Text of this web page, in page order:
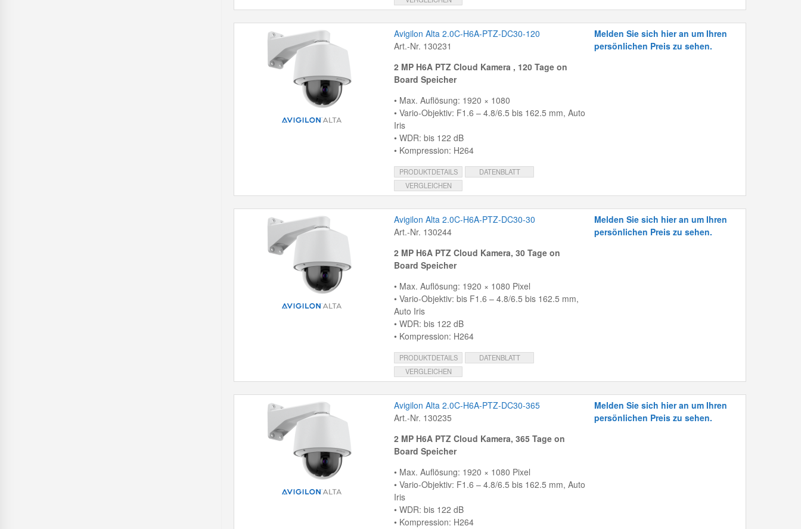
Avigilon Alta 2.0C-H6A-PTZ-DC30-120
Art.-Nr. 130231
2 MP H6A PTZ Cloud Kamera , 120 Tage on
Board Speicher
• Max. Auflösung: 1920 × 1080
• Vario-Objektiv: F1.6 – 4.8/6.5 bis 162.5 mm, Auto
Iris
• WDR: bis 122 dB
• Kompression: H264
PRODUKTDETAILS
DATENBLATT
VERGLEICHEN
Melden Sie sich hier an um Ihren
persönlichen Preis zu sehen.
Avigilon Alta 2.0C-H6A-PTZ-DC30-30
Art.-Nr. 130244
2 MP H6A PTZ Cloud Kamera, 30 Tage on
Board Speicher
• Max. Auflösung: 1920 × 1080 Pixel
• Vario-Objektiv: bis F1.6 – 4.8/6.5 bis 162.5 mm,
Auto Iris
• WDR: bis 122 dB
• Kompression: H264
PRODUKTDETAILS
DATENBLATT
VERGLEICHEN
Melden Sie sich hier an um Ihren
persönlichen Preis zu sehen.
Avigilon Alta 2.0C-H6A-PTZ-DC30-365
Art.-Nr. 130235
2 MP H6A PTZ Cloud Kamera, 365 Tage on
Board Speicher
• Max. Auflösung: 1920 × 1080 Pixel
• Vario-Objektiv: F1.6 – 4.8/6.5 bis 162.5 mm, Auto
Iris
• WDR: bis 122 dB
• Kompression: H264
Melden Sie sich hier an um Ihren
persönlichen Preis zu sehen.